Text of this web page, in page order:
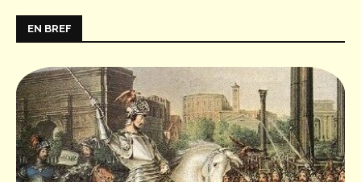
EN BREF